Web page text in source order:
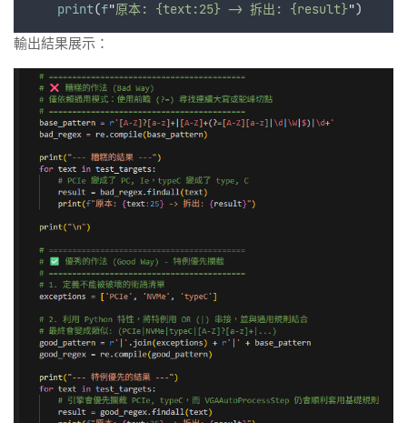
print(f"原本: {text:25} -> 拆出: {result}")
輸出結果展示：